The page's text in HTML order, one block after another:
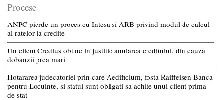
Procese
ANPC pierde un proces cu Intesa si ARB privind modul de calcul
al ratelor la credite
Un client Credius obtine in justitie anularea creditului, din cauza
dobanzii prea mari
Hotararea judecatoriei prin care Aedificium, fosta Raiffeisen Banca
pentru Locuinte, si statul sunt obligati sa achite unui client prima
de stat